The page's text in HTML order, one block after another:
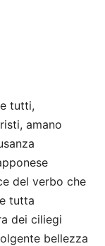
tutti,
amano
del verbo che
tutta
dei ciliegi
bellezza